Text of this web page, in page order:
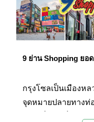
9 ย่าน Shopping ยอ
กรุงโซลเป็นเมืองห
จุดหมายปลายทางท่